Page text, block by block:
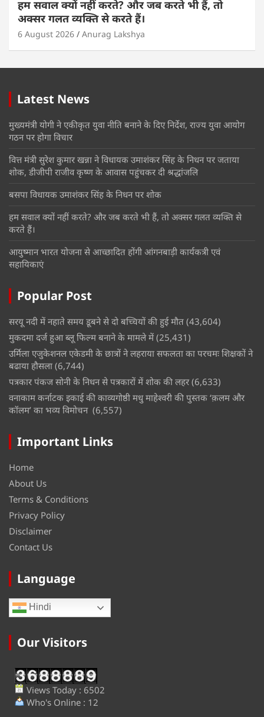
हम सवाल क्यों नहीं करते? और जब करते भी हैं, तो
अक्सर गलत व्यक्ति से करते हैं।
6 August 2026 Anurag Lakshya
Latest News
मुख्यमंत्री योगी ने एकीकृत युवा नीति बनाने के दिए निर्देश, राज्य युवा आयोग
गठन पर होगा विचार
वित्त मंत्री सुरेश कुमार खन्ना ने विधायक उमाशंकर सिंह के निधन पर जताया
शोक, डीजीपी राजीव कृष्ण के आवास पहुंचकर दी श्रद्धांजलि
बसपा विधायक उमाशंकर सिंह के निधन पर शोक
हम सवाल क्यों नहीं करते? और जब करते भी हैं, तो अक्सर गलत व्यक्ति से
करते हैं।
आयुष्मान भारत योजना से आच्छादित होंगी आंगनबाड़ी कार्यकत्री एवं
सहायिकाएं
Popular Post
सरयू नदी में नहाते समय डूबने से दो बच्चियों की हुई मौत (43,604)
मुकदमा दर्ज हुआ ब्लू फिल्म बनाने के मामले में (25,431)
उर्मिला एजुकेशनल एकेडमी के छात्रों ने लहराया सफलता का परचमः शिक्षकों ने
बढाया हौसला (6,744)
पत्रकार पंकज सोनी के निधन से पत्रकारों में शोक की लहर (6,633)
वनाकाम कर्नाटक इकाई की काव्यगोष्ठी मधु माहेश्वरी की पुस्तक ‘क़लम और
कॉलम’ का भव्य विमोचन (6,557)
Important Links
Home
About Us
Terms & Conditions
Privacy Policy
Disclaimer
Contact Us
Language
Hindi
Our Visitors
Views Today : 6502
Who's Online : 12